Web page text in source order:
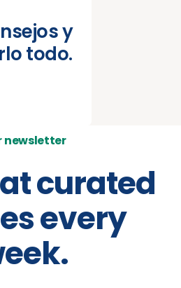
y
todo.
newsletter
curated
every